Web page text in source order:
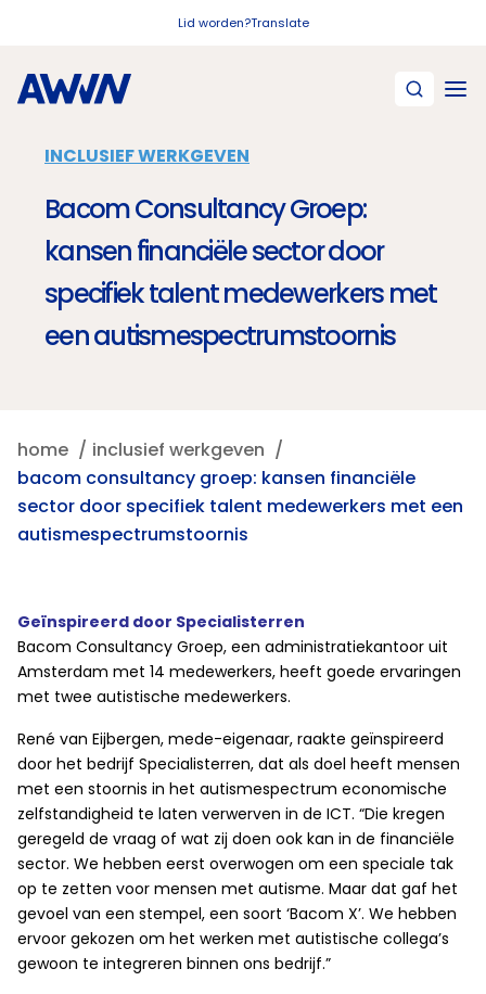
Lid worden?Translate
INCLUSIEF WERKGEVEN
Bacom Consultancy Groep:
kansen financiële sector door
specifiek talent medewerkers met
een autismespectrumstoornis
home
inclusief werkgeven
bacom consultancy groep: kansen financiële
sector door specifiek talent medewerkers met een
autismespectrumstoornis
Geïnspireerd door Specialisterren
Bacom Consultancy Groep, een administratiekantoor uit
Amsterdam met 14 medewerkers, heeft goede ervaringen
met twee autistische medewerkers.
René van Eijbergen, mede-eigenaar, raakte geïnspireerd
door het bedrijf Specialisterren, dat als doel heeft mensen
met een stoornis in het autismespectrum economische
zelfstandigheid te laten verwerven in de ICT. “Die kregen
geregeld de vraag of wat zij doen ook kan in de financiële
sector. We hebben eerst overwogen om een speciale tak
op te zetten voor mensen met autisme. Maar dat gaf het
gevoel van een stempel, een soort ‘Bacom X’. We hebben
ervoor gekozen om het werken met autistische collega’s
gewoon te integreren binnen ons bedrijf.”